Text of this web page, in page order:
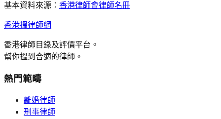
基本資料來源： 香港律師會律師名冊
香港搵律師網
香港律師目錄及評價平台。
幫你搵到合適的律師。
熱門範疇
離婚律師
刑事律師